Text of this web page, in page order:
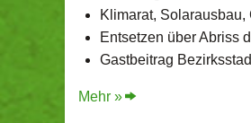
Klimarat,
Entsetzen über Abriss
Gastbeitrag
Mehr »